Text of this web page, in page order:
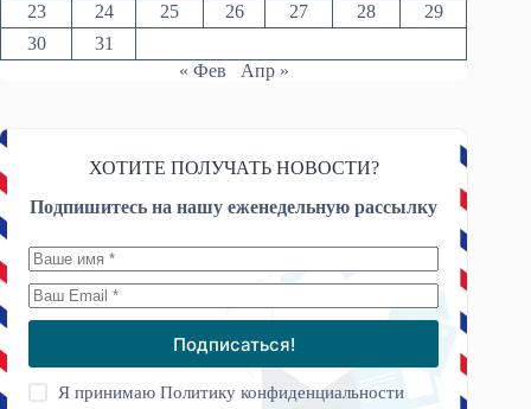
23
24 25 26 27 28
29
30
31
« Фев
Апр »
ХОТИТЕ ПОЛУЧАТЬ НОВОСТИ?
Подпишитесь на нашу еженедельную рассылку
Подписаться!
Я принимаюПолитику конфиденциальности